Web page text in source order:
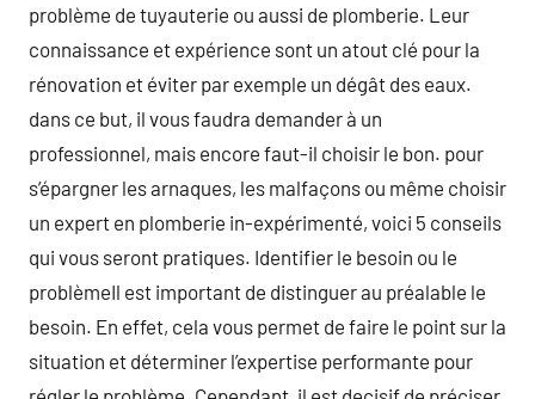
problème de tuyauterie ou aussi de plomberie. Leur
connaissance et expérience sont un atout clé pour la
rénovation et éviter par exemple un dégât des eaux.
dans ce but, il vous faudra demander à un
professionnel, mais encore faut-il choisir le bon. pour
s’épargner les arnaques, les malfaçons ou même choisir
un expert en plomberie in-expérimenté, voici 5 conseils
qui vous seront pratiques. Identifier le besoin ou le
problèmeIl est important de distinguer au préalable le
besoin. En effet, cela vous permet de faire le point sur la
situation et déterminer l’expertise performante pour